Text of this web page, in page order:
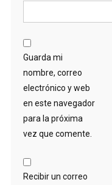
Guarda mi
nombre, correo
electrónico y web
en este navegador
para la próxima
vez que comente.
Recibir un correo